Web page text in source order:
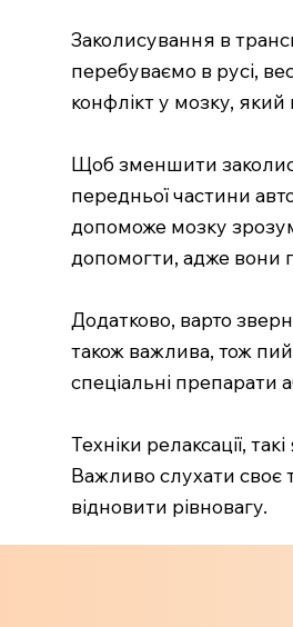
Заколисування в
перебуваємо в русі,
конфлікт у мозку,
Щоб зменшити
передньої частини
допоможе мозку
допомогти, адже вони
Додатково, варто
також важлива, тож
спеціальні препарати
Техніки релаксації,
Важливо слухати своє
відновити рівновагу.